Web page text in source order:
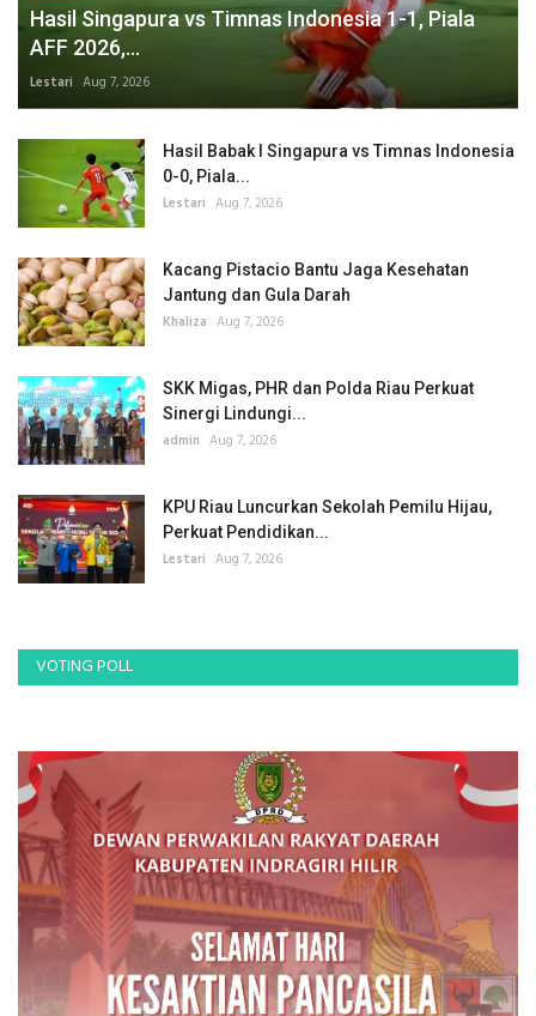
Hasil Singapura vs Timnas Indonesia 1-1, Piala
AFF 2026,...
Lestari Aug 7, 2026
Hasil Babak I Singapura vs Timnas Indonesia
0-0, Piala...
Lestari Aug 7, 2026
Kacang Pistacio Bantu Jaga Kesehatan
Jantung dan Gula Darah
Khaliza Aug 7, 2026
SKK Migas, PHR dan Polda Riau Perkuat
Sinergi Lindungi...
admin Aug 7, 2026
KPU Riau Luncurkan Sekolah Pemilu Hijau,
Perkuat Pendidikan...
Lestari Aug 7, 2026
VOTING POLL